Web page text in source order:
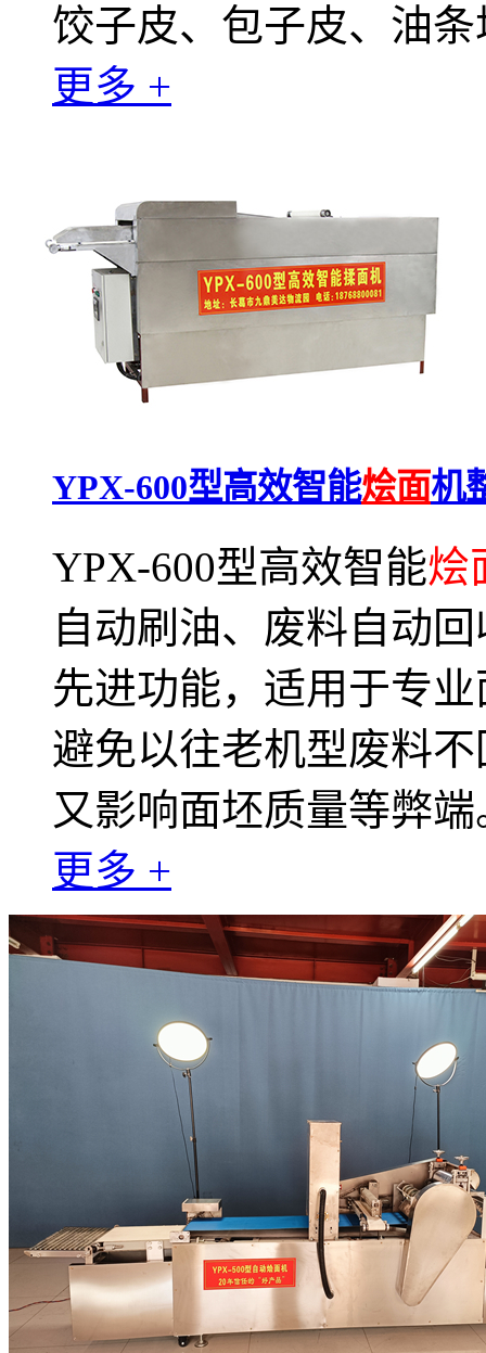
饺子皮、包子皮、油
更多 +
YPX-600型高效智能烩面机
YPX-600型高效智能烩
自动刷油、废料自动
先进功能，适用于专
避免以往老机型废料
又影响面坯质量等弊端
更多 +